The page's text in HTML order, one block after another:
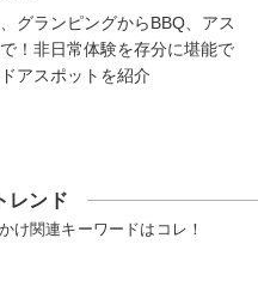
グランピングからBBQ、アス
！非日常体験を存分に堪能で
アスポットを紹介
レンド
け関連キーワードはコレ！